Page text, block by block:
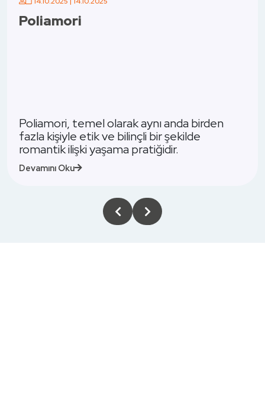
Poliamori
Poliamori, temel olarak aynı anda birden
fazla kişiyle etik ve bilinçli bir şekilde
romantik ilişki yaşama pratiğidir.